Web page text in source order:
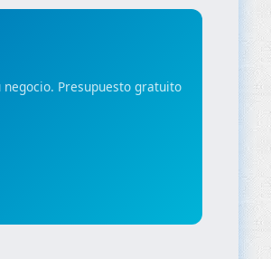
Presupuesto gratuito